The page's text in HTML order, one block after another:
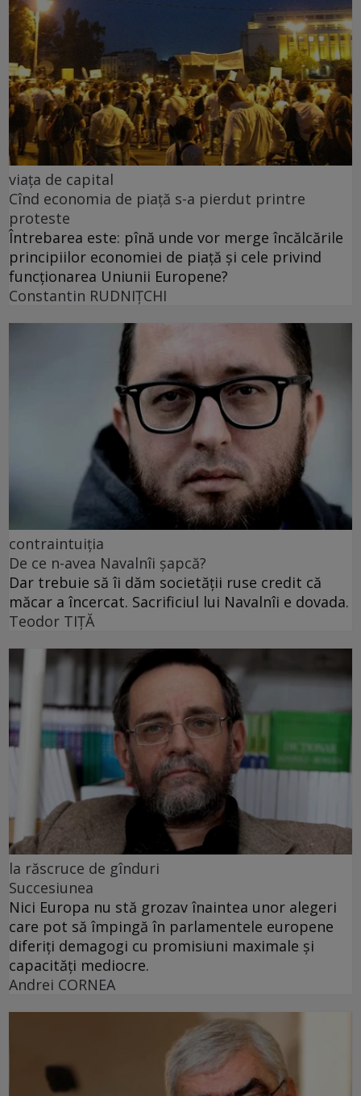
viața de capital
Cînd economia de piață s-a pierdut printre
proteste
Întrebarea este: pînă unde vor merge încălcările
principiilor economiei de piață și cele privind
funcționarea Uniunii Europene?
Constantin RUDNIŢCHI
contraintuiția
De ce n-avea Navalnîi șapcă?
Dar trebuie să îi dăm societății ruse credit că
măcar a încercat. Sacrificiul lui Navalnîi e dovada.
Teodor TIŢĂ
la răscruce de gînduri
Succesiunea
Nici Europa nu stă grozav înaintea unor alegeri
care pot să împingă în parlamentele europene
diferiți demagogi cu promisiuni maximale și
capacități mediocre.
Andrei CORNEA